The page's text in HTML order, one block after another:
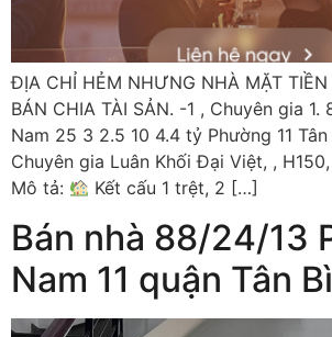
ĐỊA CHỈ HẺM NHƯNG NHÀ MẶT TIỀN
BÁN CHIA TÀI SẢN. -1 , Chuyên gia 1.
Nam 25 3 2.5 10 4.4 tỷ Phường 11
Chuyên gia Luân Khối Đại Việt, ,
Mô tả:
Kết cấu 1 trệt, 2 […]
Bán nhà 88/24/13
Nam 11 quận Tân